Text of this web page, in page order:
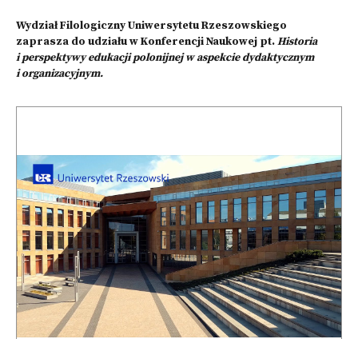
Wydział Filologiczny Uniwersytetu Rzeszowskiego
zaprasza do udziału w Konferencji Naukowej pt.Historia
i perspektywy edukacji polonijnej w aspekcie dydaktycznym
i organizacyjnym.